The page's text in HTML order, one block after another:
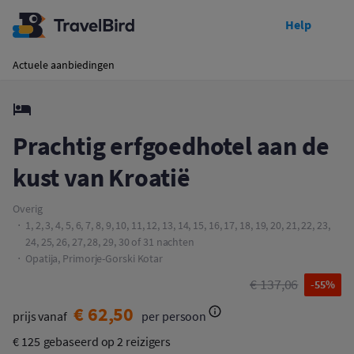
Help
Actuele aanbiedingen
Toon prijzen
Prachtig erfgoedhotel aan de
kust van Kroatië
Overig
1, 2, 3, 4, 5, 6, 7, 8, 9, 10, 11, 12, 13, 14, 15, 16, 17, 18, 19, 20, 21, 22, 23,
24, 25, 26, 27, 28, 29, 30 of 31 nachten
Opatija, Primorje-Gorski Kotar
€ 137,06 -55%
prijs vanaf € 62,50 per persoon
€ 125 gebaseerd op 2 reizigers